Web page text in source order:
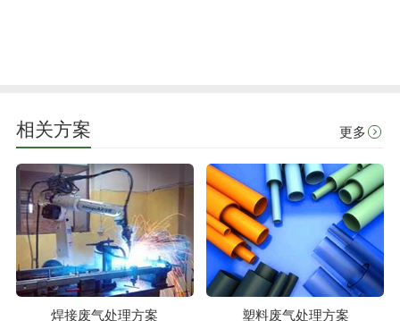
相关方案 更多
焊接废气处理方案 塑料废气处理方案